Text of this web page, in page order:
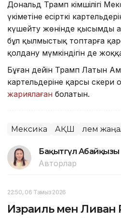
Дональд Трамп әкімшілігі
үкіметіне есірткі
күшейту жөнінде қысымды
бұл қылмыстық топтарға
қолдану мүмкіндігін де
Бұған дейін Трамп Латын
картельдеріне қарсы
жариялаған болатын.
Мексика АҚШ Әлем
Бақытгүл Абайқызы
Авторлар
22:50, 06 Тамыз 2026
Израиль мен Ливан